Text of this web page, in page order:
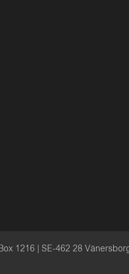
1216 | SE-462 28